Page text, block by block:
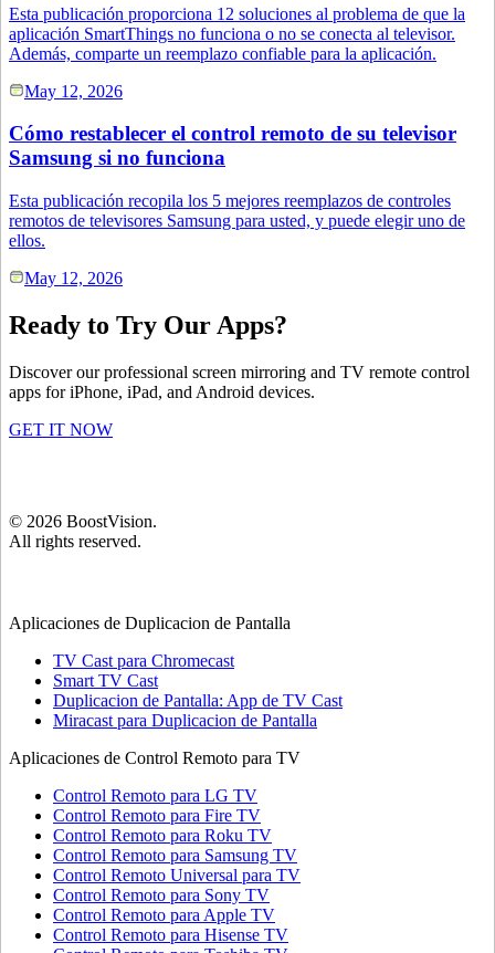
Esta publicación proporciona 12 soluciones al problema de que la
aplicación SmartThings no funciona o no se conecta al televisor.
Además, comparte un reemplazo confiable para la aplicación.
May 12, 2026
Cómo restablecer el control remoto de su televisor
Samsung si no funciona
Esta publicación recopila los 5 mejores reemplazos de controles
remotos de televisores Samsung para usted, y puede elegir uno de
ellos.
May 12, 2026
Ready to Try Our Apps?
Discover our professional screen mirroring and TV remote control
apps for iPhone, iPad, and Android devices.
GET IT NOW
© 2026 BoostVision.
All rights reserved.
Aplicaciones de Duplicacion de Pantalla
TV Cast para Chromecast
Smart TV Cast
Duplicacion de Pantalla: App de TV Cast
Miracast para Duplicacion de Pantalla
Aplicaciones de Control Remoto para TV
Control Remoto para LG TV
Control Remoto para Fire TV
Control Remoto para Roku TV
Control Remoto para Samsung TV
Control Remoto Universal para TV
Control Remoto para Sony TV
Control Remoto para Apple TV
Control Remoto para Hisense TV